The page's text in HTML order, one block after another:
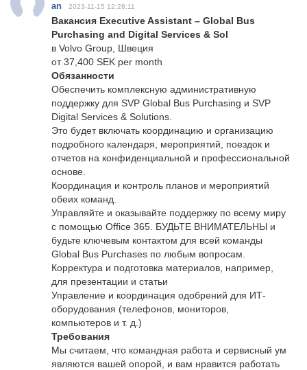
an 2023-11-15 12:28:11
Вакансия Executive Assistant – Global Bus
Purchasing and Digital Services & Sol
в Volvo Group, Швеция
от 37,400 SEK per month
Обязанности
Обеспечить комплексную административную
поддержку для SVP Global Bus Purchasing и SVP
Digital Services & Solutions.
Это будет включать координацию и организацию
подробного календаря, мероприятий, поездок и
отчетов на конфиденциальной и профессиональной
основе.
Координация и контроль планов и мероприятий
обеих команд.
Управляйте и оказывайте поддержку по всему миру
с помощью Office 365. БУДЬТЕ ВНИМАТЕЛЬНЫ и
будьте ключевым контактом для всей команды
Global Bus Purchases по любым вопросам.
Корректура и подготовка материалов, например,
для презентации и статьи
Управление и координация одобрений для ИТ-
оборудования (телефонов, мониторов,
компьютеров и т. д.)
Требования
Мы считаем, что командная работа и сервисный ум
являются вашей опорой, и вам нравится работать